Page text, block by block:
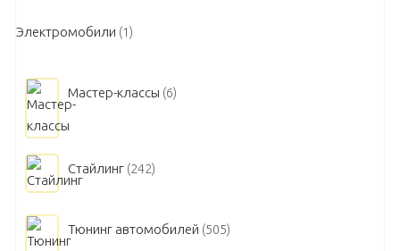
Электромобили (1)
Мастер-классы (6)
Стайлинг (242)
Тюнинг автомобилей (505)